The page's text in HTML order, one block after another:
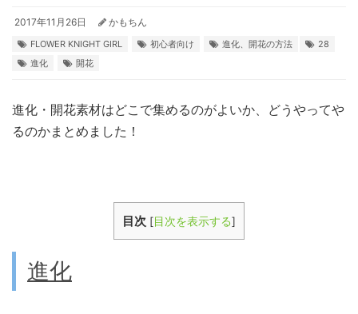
2017年11月26日 かもちん
FLOWER KNIGHT GIRL 初心者向け 進化、開花の方法
28
進化
開花
進化・開花素材はどこで集めるのがよいか、どうやってや
るのかまとめました！
目次 [目次を表示する]
進化